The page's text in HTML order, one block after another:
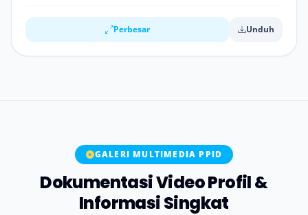
Perbesar Unduh
GALERI MULTIMEDIA PPID
Dokumentasi Video Profil &
Informasi Singkat